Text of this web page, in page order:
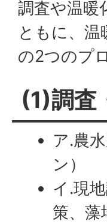
調査や温暖
ともに、温
の2つのプ
(1)調査
ア.農
ン）
イ.現
策、藻